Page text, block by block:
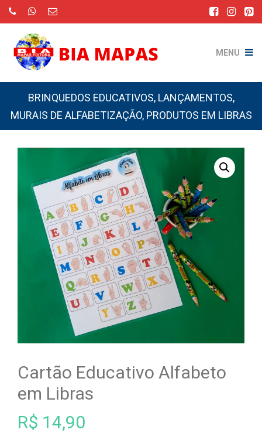
MENU
BRINQUEDOS EDUCATIVOS, LANÇAMENTOS,
MURAIS DE ALFABETIZAÇÃO, PRODUTOS EM LIBRAS
Cartão Educativo Alfabeto
em Libras
R$ 14,90